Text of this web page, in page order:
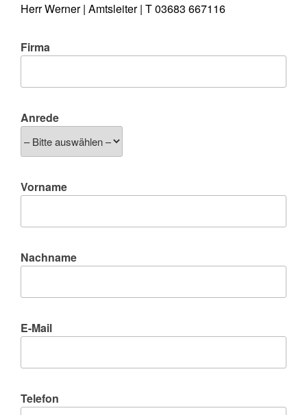
Herr Werner | Amtsleiter | T 03683 667116
Firma
Anrede
Vorname
Nachname
E-Mail
Telefon